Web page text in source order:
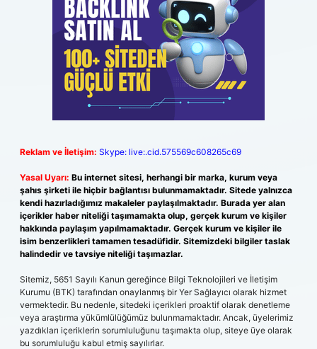
Reklam ve İletişim: Skype: live:.cid.575569c608265c69
Yasal Uyarı: Bu internet sitesi, herhangi bir marka, kurum veya
şahıs şirketi ile hiçbir bağlantısı bulunmamaktadır. Sitede yalnızca
kendi hazırladığımız makaleler paylaşılmaktadır. Burada yer alan
içerikler haber niteliği taşımamakta olup, gerçek kurum ve kişiler
hakkında paylaşım yapılmamaktadır. Gerçek kurum ve kişiler ile
isim benzerlikleri tamamen tesadüfidir. Sitemizdeki bilgiler taslak
halindedir ve tavsiye niteliği taşımazlar.
Sitemiz, 5651 Sayılı Kanun gereğince Bilgi Teknolojileri ve İletişim
Kurumu (BTK) tarafından onaylanmış bir Yer Sağlayıcı olarak hizmet
vermektedir. Bu nedenle, sitedeki içerikleri proaktif olarak denetleme
veya araştırma yükümlülüğümüz bulunmamaktadır. Ancak, üyelerimiz
yazdıkları içeriklerin sorumluluğunu taşımakta olup, siteye üye olarak
bu sorumluluğu kabul etmiş sayılırlar.